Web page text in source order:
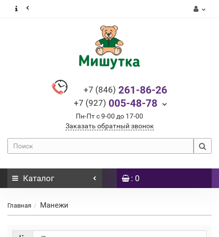
+7 (846) 261-86-26
+7 (927) 005-48-78
Пн-Пт с 9-00 до 17-00
Заказать обратный звонок
Каталог : 0
Главная Манежи